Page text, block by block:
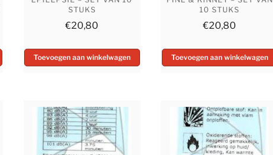
STUKS
€20,80
Toevoegen aan winkelwagen
10 STUKS
€20,80
Toevoegen aan winkelwagen